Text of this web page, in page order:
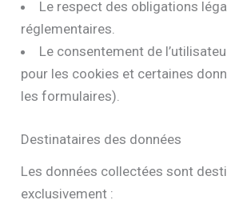
Le respect des obligations
réglementaires.
Le consentement de
pour les cookies et certaines
les formulaires).
Destinataires des données
Les données collectées sont
exclusivement :